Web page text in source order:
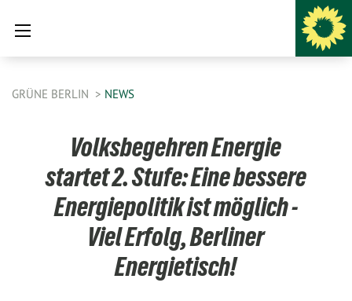
GRÜNE BERLIN NEWS
Volksbegehren Energie
startet 2. Stufe: Eine bessere
Energiepolitik ist möglich -
Viel Erfolg, Berliner
Energietisch!